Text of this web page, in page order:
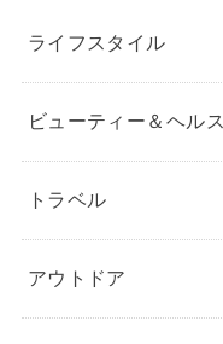
ライフスタイル
ビューティー＆ヘルス
トラベル
アウトドア